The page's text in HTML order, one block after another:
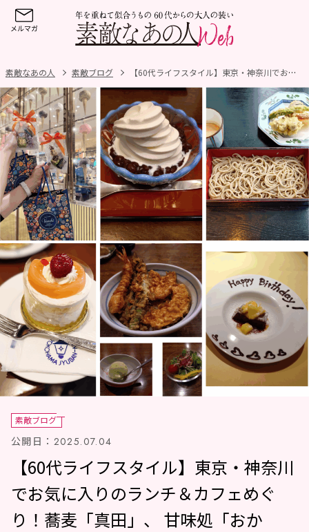
素敵なあの人 素敵ブログ 【60代ライフスタイル】東京・神奈川でお気に入りのランチ＆カフェめぐり！蕎麦「真田」、甘味処「おかめ」、イタリアン「エンネ」、天ぷら「天吉」、カフェ「馬車道十番館」で楽しい時間を満喫！
素敵ブログ
公開日： 2025.07.04
【60代ライフスタイル】東京・神奈川
でお気に入りのランチ＆カフェめぐ
り！蕎麦「真田」、 甘味処「おか